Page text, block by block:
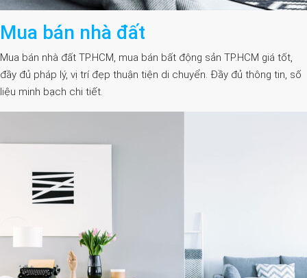
Mua bán nhà đất
Mua bán nhà đất TP.HCM, mua bán bất động sản TP.HCM giá tốt,
đầy đủ pháp lý, vị trí đẹp thuận tiện di chuyển. Đầy đủ thông tin, số
liệu minh bạch chi tiết.